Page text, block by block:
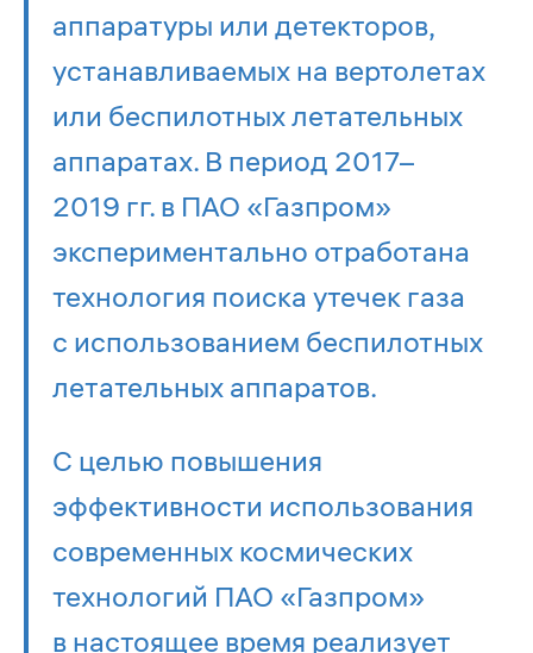
аппаратуры или детекторов,
устанавливаемых на вертолетах
или беспилотных летательных
аппаратах. В период 2017–
2019 гг. в ПАО «Газпром»
экспериментально отработана
технология поиска утечек газа
с использованием беспилотных
летательных аппаратов.
С целью повышения
эффективности использования
современных космических
технологий ПАО «Газпром»
в настоящее время реализует